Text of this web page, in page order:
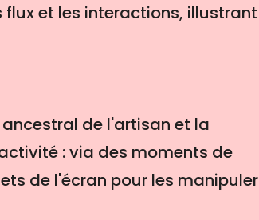
et les interactions, illustrant
de l'artisan et la
: via des moments de
de l'écran pour les manipuler